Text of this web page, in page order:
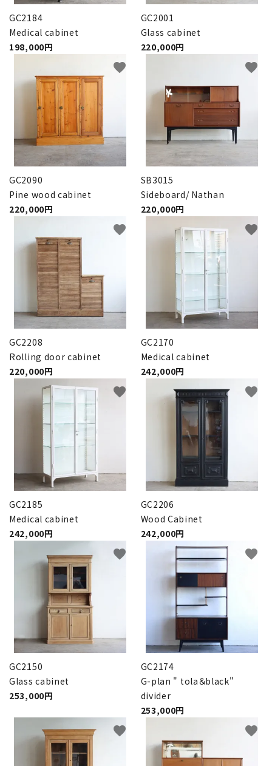
GC2184
Medical cabinet
198,000円
GC2001
Glass cabinet
220,000円
GC2090
Pine wood cabinet
220,000円
favorite
SB3015
Sideboard/ Nathan
220,000円
favorite
GC2208
Rolling door cabinet
220,000円
favorite
GC2170
Medical cabinet
242,000円
favorite
GC2185
Medical cabinet
242,000円
favorite
GC2206
Wood Cabinet
242,000円
favorite
GC2150
Glass cabinet
253,000円
favorite
GC2174
G-plan " tola＆black"
divider
253,000円
favorite
favorite favorite